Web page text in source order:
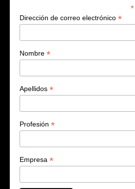
*
Dirección de correo electrónico *
Nombre *
Apellidos *
Profesión *
Empresa *